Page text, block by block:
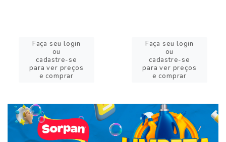
Faça seu login
ou
cadastre-se
para ver preços
e comprar
Faça seu login
ou
cadastre-se
para ver preços
e comprar